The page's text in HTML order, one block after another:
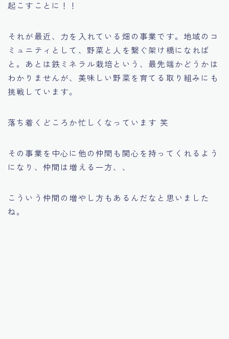
起こすことに！！
それが最近、力を入れている畑の事業です。地域のコ
ミュニティとして、野菜と人を繋ぐ架け橋になれば
と。あとは鉄ミネラル栽培という、最先端かどうかは
わかりませんが、美味しい野菜を育てる取り組みにも
挑戦しています。
落ち着くどころか忙しくなっています 笑
その事業を中心に他の仲間も関心を持ってくれるよう
になり、仲間は増える一方、、
こういう仲間の増やし方もあるんだなと思いました
ね。